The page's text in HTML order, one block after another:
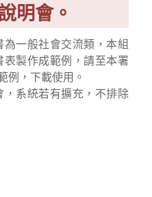
明會。
一般社會交流類，本組
製作成範例，請至本署
例，下載使用。
系統若有擴充，不排除